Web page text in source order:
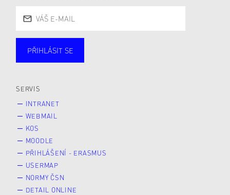
Studující
PŘIHLÁSIT SE
SERVIS
INTRANET
WEBMAIL
KOS
MOODLE
PŘIHLÁŠENÍ - ERASMUS
USERMAP
NORMY ČSN
DETAIL ONLINE